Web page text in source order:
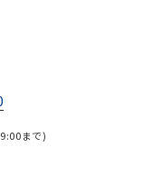
まで)